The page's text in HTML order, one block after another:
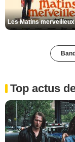
Top actus